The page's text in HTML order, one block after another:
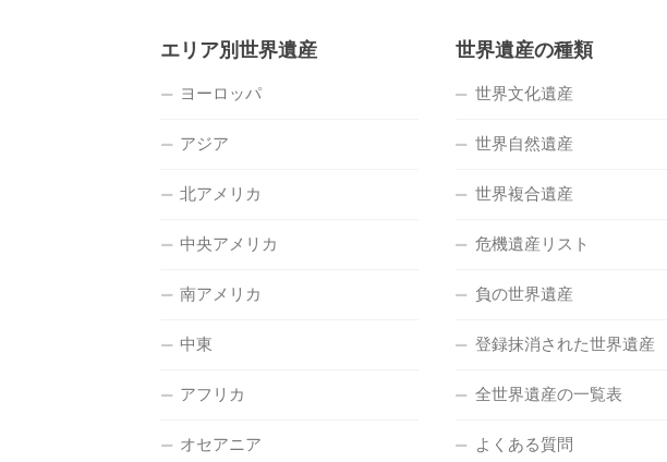
エリア別世界遺産
ヨーロッパ
アジア
北アメリカ
中央アメリカ
南アメリカ
中東
アフリカ
オセアニア
世界遺産の種類
世界文化遺産
世界自然遺産
世界複合遺産
危機遺産リスト
負の世界遺産
登録抹消された世界遺産
全世界遺産の一覧表
よくある質問